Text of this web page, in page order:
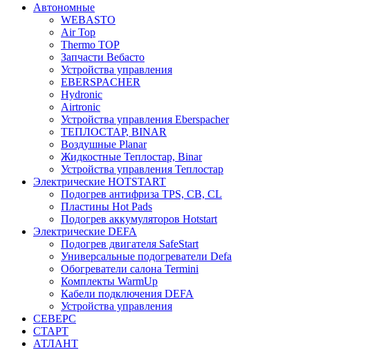
Автономные
WEBASTO
Air Top
Thermo TOP
Запчасти Вебасто
Устройства управления
EBERSPACHER
Hydronic
Airtronic
Устройства управления Eberspacher
ТЕПЛОСТАР, BINAR
Воздушные Planar
Жидкостные Теплостар, Binar
Устройства управления Теплостар
Электрические HOTSTART
Подогрев антифриза TPS, CB, CL
Пластины Hot Pads
Подогрев аккумуляторов Hotstart
Электрические DEFA
Подогрев двигателя SafeStart
Универсальные подогреватели Defa
Обогреватели салона Termini
Комплекты WarmUp
Кабели подключения DEFA
Устройства управления
СЕВЕРС
СТАРТ
АТЛАНТ